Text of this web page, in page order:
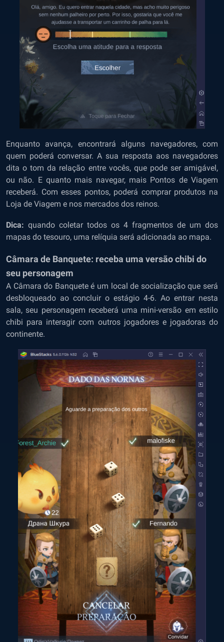
Enquanto avança, encontrará alguns navegadores, com
quem poderá conversar. A sua resposta aos navegadores
dita o tom da relação entre vocês, que pode ser amigável,
ou não. E quanto mais navegar, mais Pontos de Viagem
receberá. Com esses pontos, poderá comprar produtos na
Loja de Viagem e nos mercados dos reinos.
Dica: quando coletar todos os 4 fragmentos de um dos
mapas do tesouro, uma relíquia será adicionada ao mapa.
Câmara de Banquete: receba uma versão chibi do
seu personagem
A Câmara do Banquete é um local de socialização que será
desbloqueado ao concluir o estágio 4-6. Ao entrar nesta
sala, seu personagem receberá uma mini-versão em estilo
chibi para interagir com outros jogadores e jogadoras do
continente.